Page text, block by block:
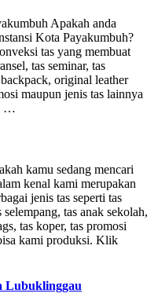
Apakah anda
Kota Payakumbuh?
tas yang membuat
tas seminar, tas
original leather
maupun jenis tas lainnya
…
kamu sedang mencari
kenal kami merupakan
jenis tas seperti tas
tas anak sekolah,
tas koper, tas promosi
kami produksi. Klik
Lubuklinggau